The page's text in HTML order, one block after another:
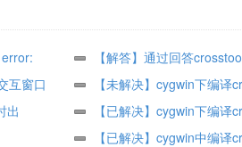
【解答】通过回答
义去阐述解决问题的思路
互窗口
【未解决】cygwin下编
library阶段出错：/home/
1.18.0_build/.build/arm-
出
C11
【已解决】cygwin下编
library出错：rpc/types.h:73:18:
【已解决】cygwin中编